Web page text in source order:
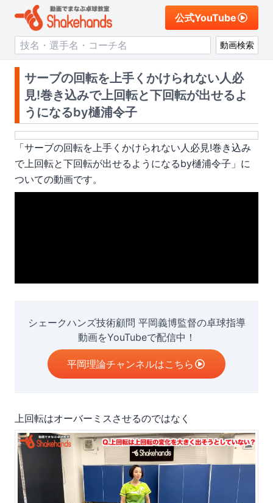
公式YouTube
動画検索
サーブの回転を上手くかけられない人必
見!巻き込みで上回転と下回転が出せるよ
うになるby樋浦令子
「サーブの回転を上手くかけられない人必見!巻き込み
で上回転と下回転が出せるようになるby樋浦令子 」に
ついての動画です。
シェークハンズ技術顧問 平岡義博監督の卓球指導
動画をYouTubeで配信中！
平岡理論チャンネルはこちら
上回転はオーバーミスさせるのではなく